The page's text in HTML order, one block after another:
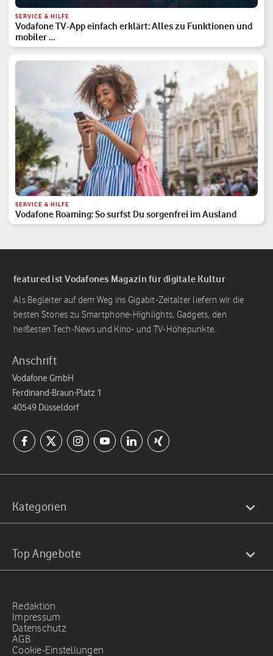
SERVICE & HILFE
Vodafone TV-App einfach erklärt: Alles zu Funktionen und
mobiler …
SERVICE & HILFE
Vodafone Roaming: So surfst Du sorgenfrei im Ausland
featured ist Vodafones Magazin für digitale Kultur
Als Begleiter auf dem Weg ins Gigabit-Zeitalter liefern wir die
besten Stories zu Smartphone-Highlights, Gadgets, den
heißesten Tech-News und Kino- und TV-Höhepunkte.
Anschrift
Vodafone GmbH
Ferdinand-Braun-Platz 1
40549 Düsseldorf
Kategorien
Top Angebote
Redaktion
Impressum
Datenschutz
AGB
Cookie-Einstellungen